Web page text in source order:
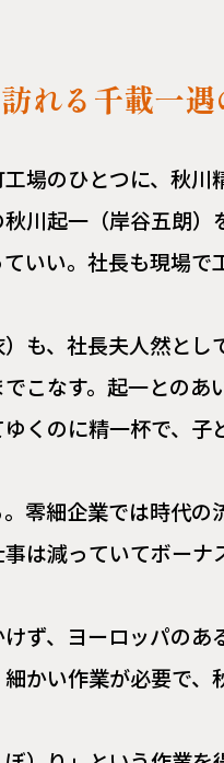
れる千載一遇
場のひとつに、秋川
川起一（岸谷五朗）
いい。社長も現場で
も、社長夫人然とし
こなす。起一とのあ
くのに精一杯で、子
零細企業では時代の
は減っていてボーナ
ず、ヨーロッパのあ
かい作業が必要で、